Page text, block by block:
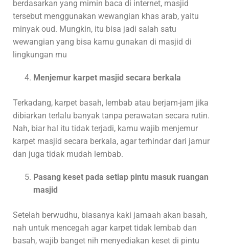
berdasarkan yang mimin baca di internet, masjid
tersebut menggunakan wewangian khas arab, yaitu
minyak oud. Mungkin, itu bisa jadi salah satu
wewangian yang bisa kamu gunakan di masjid di
lingkungan mu
Menjemur karpet masjid secara berkala
Terkadang, karpet basah, lembab atau berjam-jam jika
dibiarkan terlalu banyak tanpa perawatan secara rutin.
Nah, biar hal itu tidak terjadi, kamu wajib menjemur
karpet masjid secara berkala, agar terhindar dari jamur
dan juga tidak mudah lembab.
Pasang keset pada setiap pintu masuk ruangan
masjid
Setelah berwudhu, biasanya kaki jamaah akan basah,
nah untuk mencegah agar karpet tidak lembab dan
basah, wajib banget nih menyediakan keset di pintu